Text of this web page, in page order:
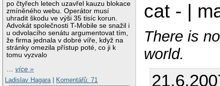
po čtyřech letech uzavřel kauzu blokace
zmíněného webu. Operátor musí
uhradit škodu ve výši 35 tisíc korun.
Advokát společnosti T-Mobile se snažil i
u odvolacího senátu argumentovat tím,
že firma jednala v dobré víře, když na
stránky omezila přístup poté, co ji k
tomu vyzvalo
…více »
Ladislav Hagara | Komentářů: 71
cat - |
There is
world.